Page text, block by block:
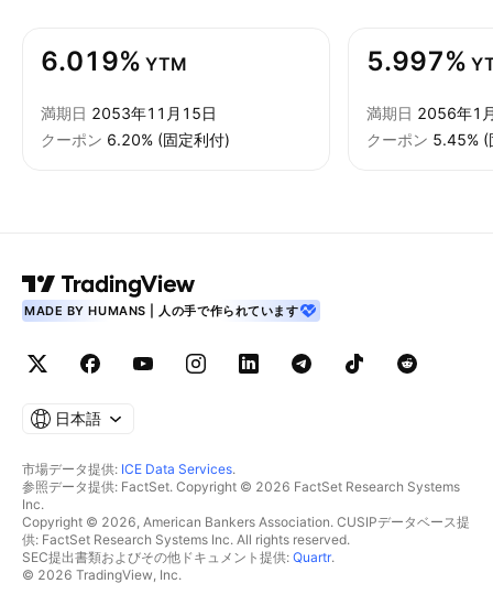
6.019% YTM
満期日 2053年11月15日
クーポン 6.20% (固定利付)
5.997%
満期日 2056年1
クーポン 5.45% (
MADE BY HUMANS | 人の手で作られています
日本語
市場データ提供: ICE Data Services.
参照データ提供: FactSet. Copyright © 2026 FactSet Research Systems
Inc.
Copyright © 2026, American Bankers Association. CUSIPデータベース提
供: FactSet Research Systems Inc. All rights reserved.
SEC提出書類およびその他ドキュメント提供: Quartr.
© 2026 TradingView, Inc.